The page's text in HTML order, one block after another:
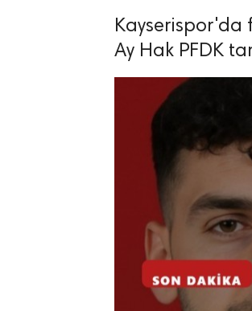
Kayserispor'da
Ay Hak PFDK